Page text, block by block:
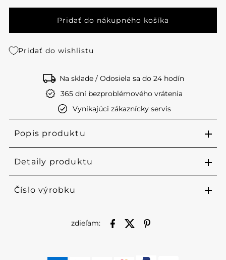
Pridať do wishlistu
Na sklade / Odosiela sa do 24 hodín
365 dní bezproblémového vrátenia
Vynikajúci zákaznícky servis
Popis produktu
Detaily produktu
Číslo výrobku
zdieľam: